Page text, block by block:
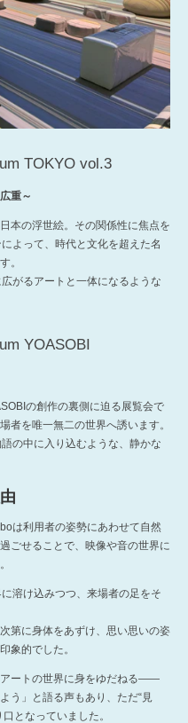
TOKYO vol.3
重～
本の浮世絵。その関係性に焦点を
よって、時代と文化を超えた名
。
がるアートと一体になるような
YOASOBI
の創作の裏側に迫る展覧会で
者を唯一無二の世界へ誘います。
の中に入り込むような、静かな
は利用者の姿勢にあわせて自然
ごせることで、映像や音の世界に
溶け込みつつ、来場者の足をそ
第に身体をあずけ、思い思いの姿
象的でした。
ートの世界に身をゆだねる――
う」と語る声もあり、ただ“見
となっていました。